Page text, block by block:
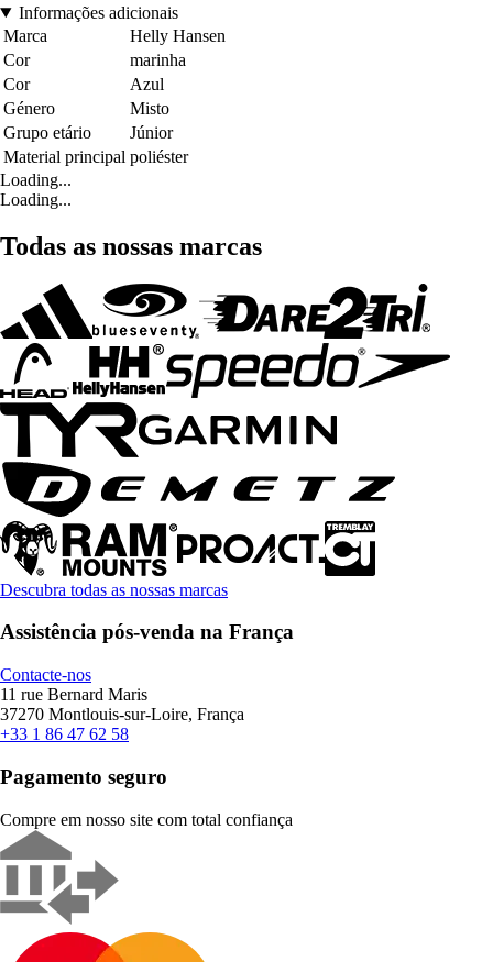
Informações adicionais
Marca
Helly Hansen
Cor
marinha
Cor
Azul
Género
Misto
Grupo etário
Júnior
Material principal poliéster
Loading...
Loading...
Todas as nossas marcas
Descubra todas as nossas marcas
Assistência pós-venda na França
Contacte-nos
11 rue Bernard Maris
37270 Montlouis-sur-Loire, França
+33 1 86 47 62 58
Pagamento seguro
Compre em nosso site com total confiança